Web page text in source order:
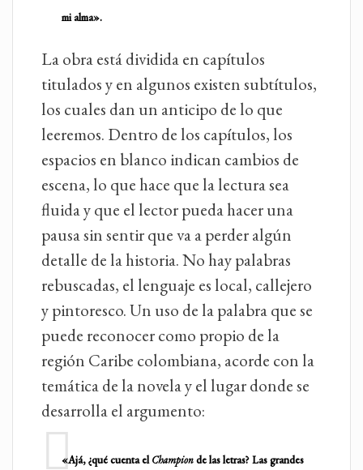
mi alma».
La obra está dividida en capítulos
titulados y en algunos existen subtítulos,
los cuales dan un anticipo de lo que
leeremos. Dentro de los capítulos, los
espacios en blanco indican cambios de
escena, lo que hace que la lectura sea
fluida y que el lector pueda hacer una
pausa sin sentir que va a perder algún
detalle de la historia. No hay palabras
rebuscadas, el lenguaje es local, callejero
y pintoresco. Un uso de la palabra que se
puede reconocer como propio de la
región Caribe colombiana, acorde con la
temática de la novela y el lugar donde se
desarrolla el argumento:
«Ajá, ¿qué cuenta elChampionde las letras? Las grandes